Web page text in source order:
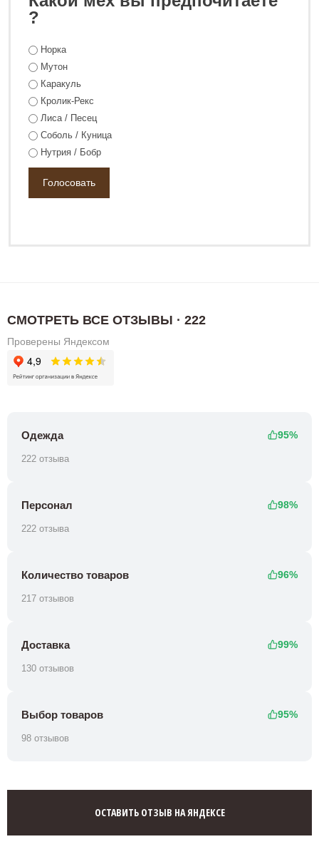
38 800 ₽
?
Норка
Мутон
Каракуль
Кролик-Рекс
Лиса / Песец
Соболь / Куница
Нутрия / Бобр
СМОТРЕТЬ ВСЕ ОТЗЫВЫ · 222
Проверены Яндексом
Одежда 95%
222 отзыва
Персонал 98%
222 отзыва
Количество товаров 96%
217 отзывов
Доставка 99%
130 отзывов
Выбор товаров 95%
98 отзывов
ОСТАВИТЬ ОТЗЫВ НА ЯНДЕКСЕ